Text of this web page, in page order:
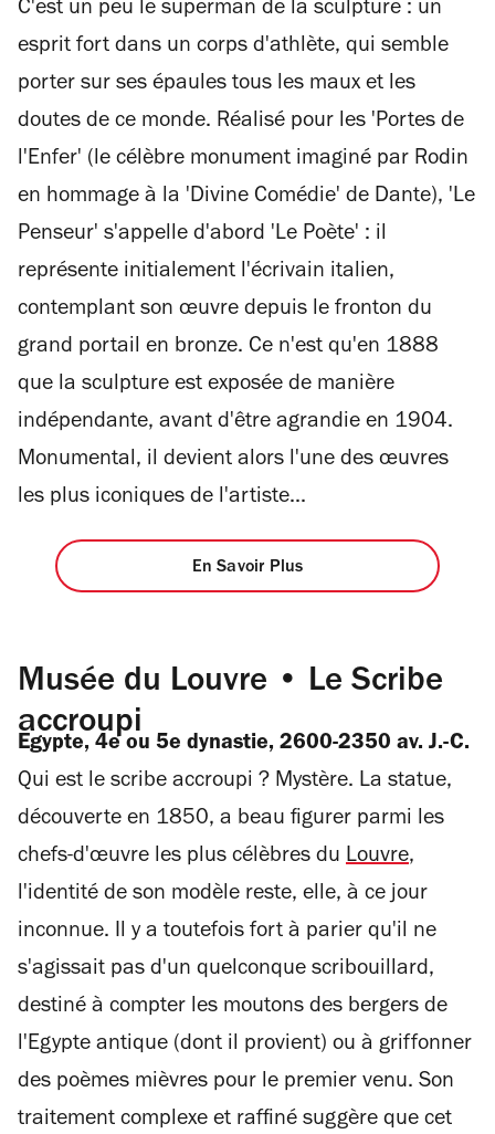
C'est un peu le superman de la sculpture : un
esprit fort dans un corps d'athlète, qui semble
porter sur ses épaules tous les maux et les
doutes de ce monde. Réalisé pour les 'Portes de
l'Enfer' (le célèbre monument imaginé par Rodin
en hommage à la 'Divine Comédie' de Dante), 'Le
Penseur' s'appelle d'abord 'Le Poète' : il
représente initialement l'écrivain italien,
contemplant son œuvre depuis le fronton du
grand portail en bronze. Ce n'est qu'en 1888
que la sculpture est exposée de manière
indépendante, avant d'être agrandie en 1904.
Monumental, il devient alors l'une des œuvres
les plus iconiques de l'artiste...
En Savoir Plus
Musée du Louvre • Le Scribe
accroupi
Egypte, 4e ou 5e dynastie, 2600-2350 av. J.-C.
Qui est le scribe accroupi ? Mystère. La statue,
découverte en 1850, a beau figurer parmi les
chefs-d'œuvre les plus célèbres du Louvre,
l'identité de son modèle reste, elle, à ce jour
inconnue. Il y a toutefois fort à parier qu'il ne
s'agissait pas d'un quelconque scribouillard,
destiné à compter les moutons des bergers de
l'Egypte antique (dont il provient) ou à griffonner
des poèmes mièvres pour le premier venu. Son
traitement complexe et raffiné suggère que cet